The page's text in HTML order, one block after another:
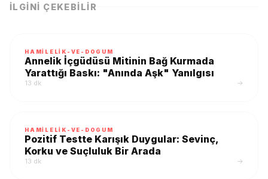
İLGINI ÇEKEBILIR
HAMILELIK-VE-DOGUM
Annelik İçgüdüsü Mitinin Bağ Kurmada
Yarattığı Baskı: "Anında Aşk" Yanılgısı
13 dk →
HAMILELIK-VE-DOGUM
Pozitif Testte Karışık Duygular: Sevinç,
Korku ve Suçluluk Bir Arada
13 dk →